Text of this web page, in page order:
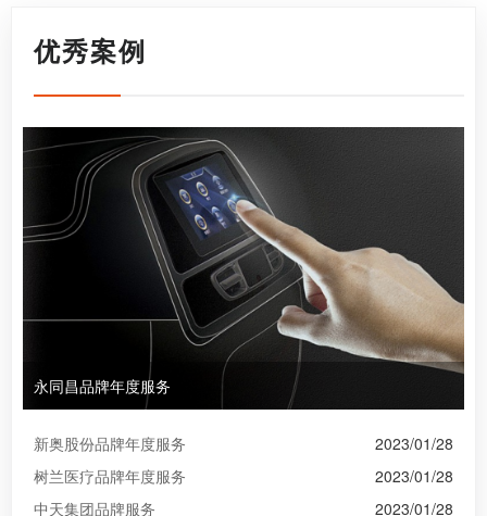
优秀案例
永同昌品牌年度服务
2023/01/28
新奥股份品牌年度服务
2023/01/28
树兰医疗品牌年度服务
2023/01/28
中天集团品牌服务